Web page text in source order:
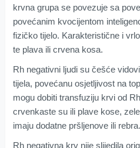
krvna grupa se povezuje sa
povećanim kvocijentom
fizičko tijelo. Karakteristične i
te plava ili crvena kosa.
Rh negativni ljudi su češće
tijela, povećanu osjetljivost na
mogu dobiti transfuziju krvi od
crvenkaste su ili plave kose,
imaju dodatne pršljenove ili rebra.
Rh negativna krv nije slijedila